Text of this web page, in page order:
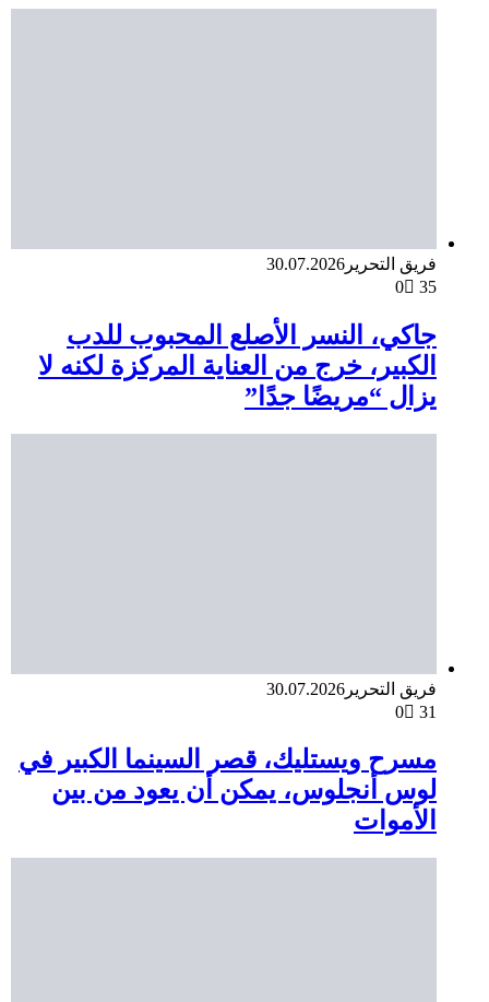
فريق التحرير 30.07.2026
0
35
جاكي، النسر الأصلع المحبوب للدب
الكبير، خرج من العناية المركزة لكنه لا
يزال “مريضًا جدًا”
فريق التحرير 30.07.2026
0
31
مسرح ويستليك، قصر السينما الكبير في
لوس أنجلوس، يمكن أن يعود من بين
الأموات